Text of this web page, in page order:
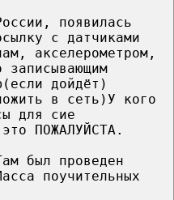
появилась
с датчиками
акселерометром,
записывающим
дойдёт)
в сеть)У кого
для сие
ПОЖАЛУЙСТА.
был проведен
поучительных